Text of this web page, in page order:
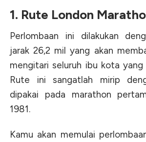
1. Rute London
Perlombaan ini dilakukan
jarak 26,2 mil yang akan
mengitari seluruh ibu kota
Rute ini sangatlah mirip
dipakai pada marathon
1981.
Kamu akan memulai